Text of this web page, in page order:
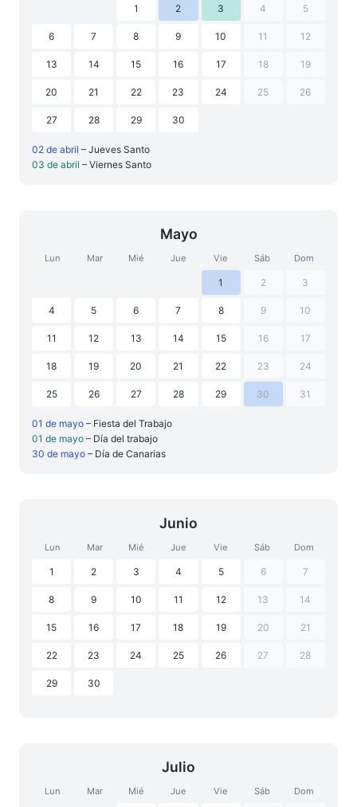
1 2 3 4 5
6 7 8 9 10 11 12
13 14 15 16 17 18 19
20 21 22 23 24 25 26
27 28 29 30
02 de abril – Jueves Santo
03 de abril – Viernes Santo
Mayo
Lun Mar Mié Jue Vie Sáb Dom
1 2 3
4 5 6 7 8 9 10
11 12 13 14 15 16 17
18 19 20 21 22 23 24
25 26 27 28 29 30 31
01 de mayo – Fiesta del Trabajo
01 de mayo – Día del trabajo
30 de mayo – Día de Canarias
Junio
Lun Mar Mié Jue Vie Sáb Dom
1 2 3 4 5 6 7
8 9 10 11 12 13 14
15 16 17 18 19 20 21
22 23 24 25 26 27 28
29 30
Julio
Lun Mar Mié Jue Vie Sáb Dom